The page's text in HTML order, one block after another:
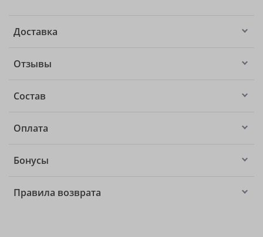
Доставка
Отзывы
Состав
Оплата
Бонусы
Правила возврата